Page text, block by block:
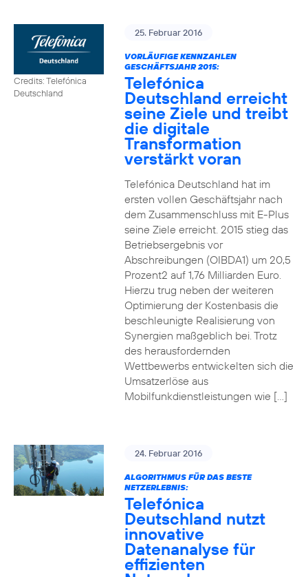
Credits: Telefónica
Deutschland
25. Februar 2016
VORLÄUFIGE KENNZAHLEN
GESCHÄFTSJAHR 2015:
Telefónica
Deutschland erreicht
seine Ziele und treibt
die digitale
Transformation
verstärkt voran
Telefónica Deutschland hat im
ersten vollen Geschäftsjahr nach
dem Zusammenschluss mit E-Plus
seine Ziele erreicht. 2015 stieg das
Betriebsergebnis vor
Abschreibungen (OIBDA1) um 20,5
Prozent2 auf 1,76 Milliarden Euro.
Hierzu trug neben der weiteren
Optimierung der Kostenbasis die
beschleunigte Realisierung von
Synergien maßgeblich bei. Trotz
des herausfordernden
Wettbewerbs entwickelten sich die
Umsatzerlöse aus
Mobilfunkdienstleistungen wie […]
24. Februar 2016
ALGORITHMUS FÜR DAS BESTE
NETZERLEBNIS:
Telefónica
Deutschland nutzt
innovative
Datenanalyse für
effizienten